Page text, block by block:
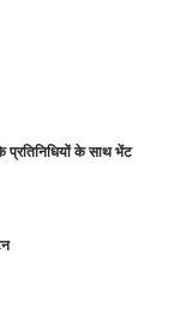
के साथ भेंट